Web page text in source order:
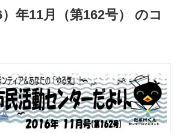
年11月（第162号） のコ